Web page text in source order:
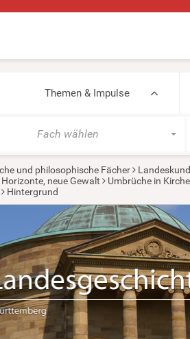
Themen & Impulse
Fach wählen
und philosophische Fächer
neue Gewalt Umbrüche in
Hintergrund